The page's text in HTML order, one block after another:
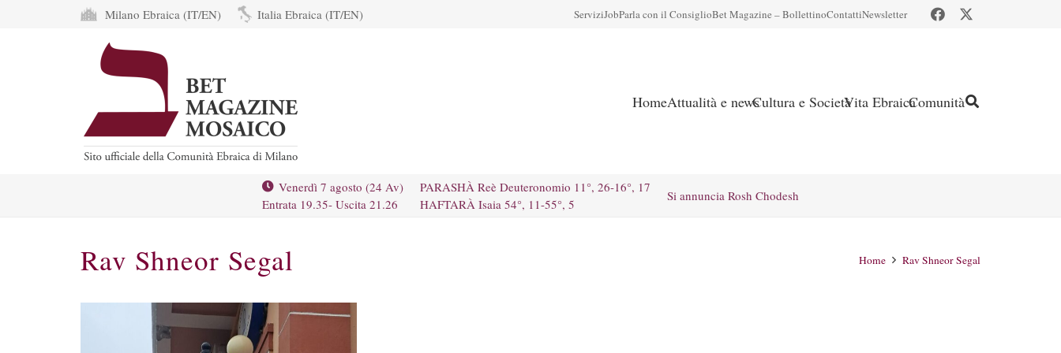
Milano Ebraica (IT/EN) Italia Ebraica (IT/EN) ServiziJobParla con il ConsiglioBet Magazine – BollettinoContattiNewsletter
HomeAttualità e newsCultura e SocietàVita EbraicaComunità
Venerdì 7 agosto (24 Av)
Entrata 19.35- Uscita 21.26
PARASHÀ Reè Deuteronomio 11°, 26-16°, 17
HAFTARÀ Isaia 54°, 11-55°, 5
Si annuncia Rosh Chodesh
Rav Shneor Segal Home Rav Shneor Segal